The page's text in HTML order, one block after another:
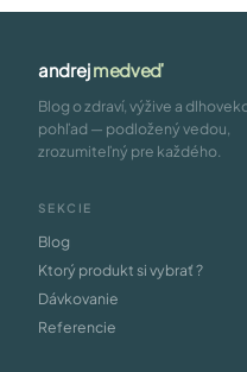
andrejmedveď
Blog o zdraví, výžive a
pohľad — podložený vedou,
zrozumiteľný pre každého.
SEKCIE
Blog
Ktorý produkt si vybrať ?
Dávkovanie
Referencie